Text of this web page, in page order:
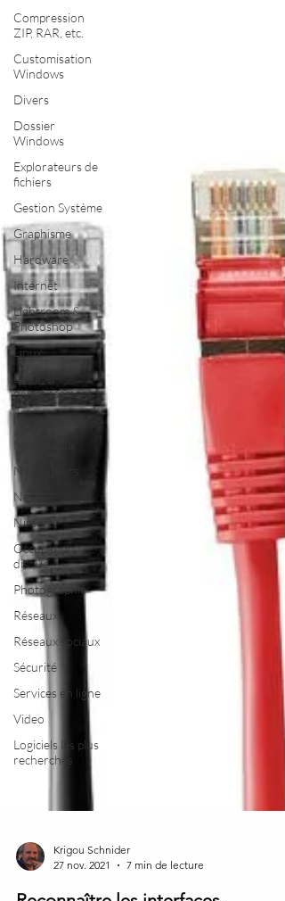
Compression
ZIP, RAR, etc.
Customisation
Windows
Divers
Dossier
Windows
Explorateurs de
fichiers
Gestion Système
Graphisme
Hardware
Internet
Lightroom &
Photoshop
Linux
Loisir et
divertissement
Mises à jour
Navigateurs
News
Nirsoft
Occupation
disque
Photographie
Réseaux
Réseaux sociaux
Sécurité
Services en ligne
Video
Logiciels les plus
recherchés
27 nov. 2021
7 min de lecture